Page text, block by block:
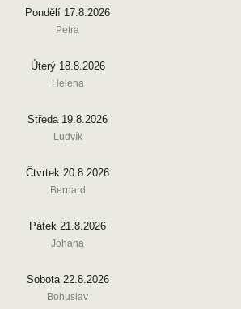
Pondělí 17.8.2026
Petra
Úterý 18.8.2026
Helena
Středa 19.8.2026
Ludvík
Čtvrtek 20.8.2026
Bernard
Pátek 21.8.2026
Johana
Sobota 22.8.2026
Bohuslav